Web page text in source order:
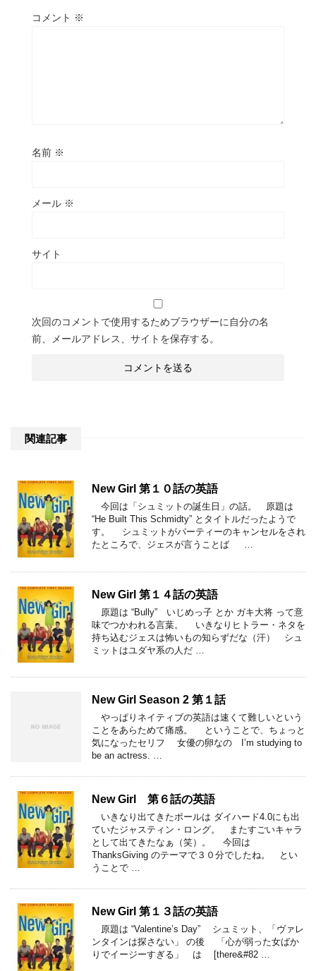
コメント ※
名前 ※
メール ※
サイト
次回のコメントで使用するためブラウザーに自分の名
前、メールアドレス、サイトを保存する。
関連記事
New Girl 第１０話の英語
今回は「シュミットの誕生日」の話。 原題は
“He Built This Schmidty” とタイトルだったようで
す。 シュミットがパーティーのキャンセルをされ
たところで、ジェスが言うことば …
New Girl 第１４話の英語
原題は “Bully” いじめっ子 とか ガキ大将 って意
味でつかわれる言葉。 いきなりヒトラー・ネタを
持ち込むジェスは怖いもの知らずだな（汗） シュ
ミットはユダヤ系の人だ …
New Girl Season 2 第１話
やっぱりネイティブの英語は速くて難しいという
ことをあらためて痛感。 ということで、ちょっと
気になったセリフ 女優の卵なの I’m studying to
be an actress. …
New Girl 第６話の英語
いきなり出てきたポールは ダイハード4.0にも出
ていたジャスティン・ロング。 またすごいキャラ
として出てきたなぁ（笑）。 今回は
ThanksGiving のテーマで３０分でしたね。 とい
うことで …
New Girl 第１３話の英語
原題は “Valentine’s Day” シュミット、「ヴァレ
ンタインは探さない」 の後 「心が弱った女ばか
りでイージーすぎる」 は [there&#82 …